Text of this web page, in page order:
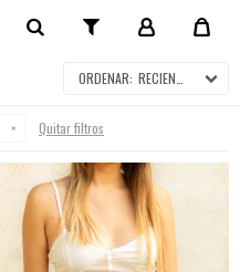
RECIENTES
Quitar filtros